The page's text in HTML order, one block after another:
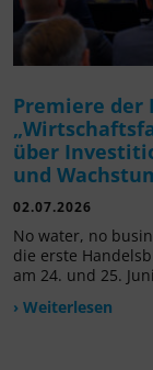
Premiere der
über
und
02.07.2026
No water, no
die erste
am 24. und 25.
› Weiterlesen